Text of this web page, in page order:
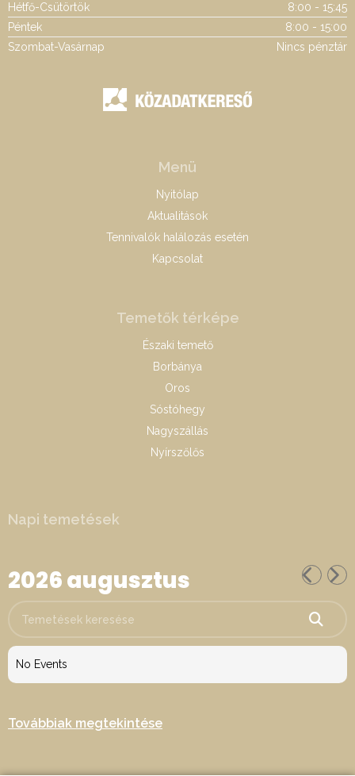
Hétfő-Csütörtök
8:00 - 15:45
Péntek
8:00 - 15:00
Szombat-Vasárnap
Nincs pénztár
Menü
Nyitólap
Aktualitások
Tennivalók halálozás esetén
Kapcsolat
Temetők térképe
Északi temető
Borbánya
Oros
Sóstóhegy
Nagyszállás
Nyírszőlős
Napi temetések
2026 augusztus
No Events
Továbbiak megtekintése